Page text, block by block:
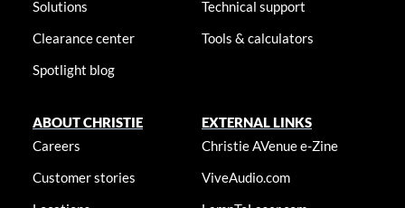
Solutions
Clearance center
Spotlight blog
Technical support
Tools & calculators
ABOUT CHRISTIE
Careers
Customer stories
EXTERNAL LINKS
Christie AVenue e-Zine
ViveAudio.com